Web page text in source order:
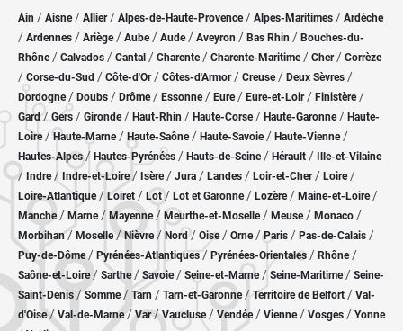
Ain / Aisne/ Allier/ Alpes-de-Haute-Provence / Alpes-Maritimes / Ardèche
/ Ardennes / Ariège/ Aube/ Aude / Aveyron / Bas Rhin / Bouches-du-
Rhône/ Calvados / Cantal / Charente / Charente-Maritime/ Cher / Corrèze
/ Corse-du-Sud / Côte-d'Or / Côtes-d'Armor/ Creuse/ Deux Sèvres /
Dordogne/ Doubs / Drôme/ Essonne / Eure/ Eure-et-Loir / Finistère/
Gard/Gers / Gironde/ Haut-Rhin / Haute-Corse/ Haute-Garonne/ Haute-
Loire/Haute-Marne/ Haute-Saône/ Haute-Savoie/ Haute-Vienne/
Hautes-Alpes/ Hautes-Pyrénées / Hauts-de-Seine/ Hérault / Ille-et-Vilaine
/ Indre/ Indre-et-Loire/ Isère/ Jura / Landes / Loir-et-Cher/ Loire/
Loire-Atlantique/ Loiret / Lot/ Lot et Garonne/ Lozère / Maine-et-Loire/
Manche/ Marne/ Mayenne/ Meurthe-et-Moselle/ Meuse/ Monaco /
Morbihan/ Moselle/ Nièvre / Nord/ Oise / Orne/Paris / Pas-de-Calais /
Puy-de-Dôme/ Pyrénées-Atlantiques / Pyrénées-Orientales / Rhône/
Saône-et-Loire/ Sarthe/ Savoie/ Seine-et-Marne/ Seine-Maritime/ Seine-
Saint-Denis /Somme/ Tarn / Tarn-et-Garonne/Territoire de Belfort / Val-
d'Oise/ Val-de-Marne/Var/Vaucluse/ Vendée/ Vienne/ Vosges / Yonne